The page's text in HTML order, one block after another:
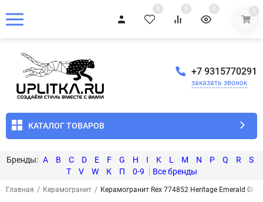
0 0 0 0
+7 9315770291
заказать звонок
КАТАЛОГ ТОВАРОВ
A B C D E F G H I K L M N P Q R
S
T
V W К П 0-9
Главная / Керамогранит / Керамогранит Rex 774852 Heritage Emerald